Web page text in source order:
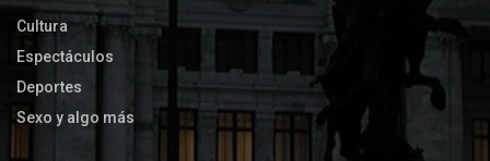
Cultura
Espectáculos
Deportes
Sexo y algo más